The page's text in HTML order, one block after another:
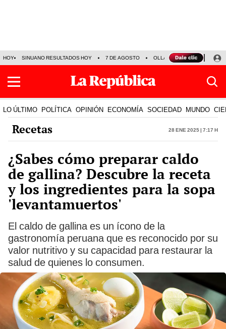
HOY SINUANO RESULTADOS HOY 7 DE AGOSTO OLLANTA HUMALA
LO ÚLTIMO POLÍTICA OPINIÓN ECONOMÍA SOCIEDAD MUNDO
Recetas 28 Ene 2025 | 7:17 h
¿Sabes cómo preparar caldo
de gallina? Descubre la receta
y los ingredientes para la sopa
'levantamuertos'
El caldo de gallina es un ícono de la
gastronomía peruana que es reconocido por su
valor nutritivo y su capacidad para restaurar la
salud de quienes lo consumen.